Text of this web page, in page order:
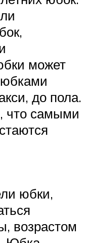
может
до пола.
что самыми
юбки,
возрастом